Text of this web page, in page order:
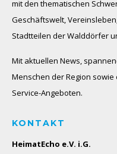
mit den thematischen
Geschäftswelt,
Stadtteilen der Walddörfer
Mit aktuellen News,
Menschen der Region
Service-Angeboten.
KONTAKT
HeimatEcho e.V. i.G.